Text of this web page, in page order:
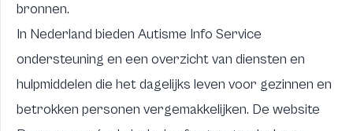
bronnen.
In Nederland bieden Autisme Info Service
ondersteuning en een overzicht van diensten en
hulpmiddelen die het dagelijks leven voor gezinnen en
betrokken personen vergemakkelijken. De website